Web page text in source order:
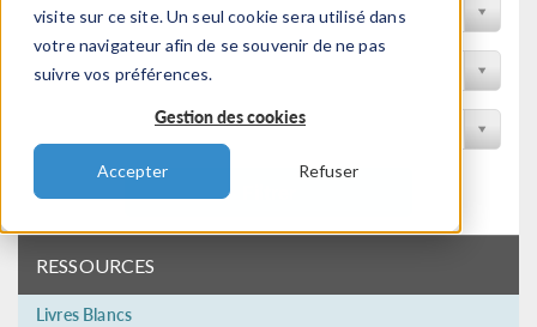
visite sur ce site. Un seul cookie sera utilisé dans
votre navigateur afin de se souvenir de ne pas
suivre vos préférences.
Gestion des cookies
Accepter Refuser
Filtrer par domaine physique
Filtrer par Industrie
Filtrer par conférence
RESSOURCES
Livres Blancs